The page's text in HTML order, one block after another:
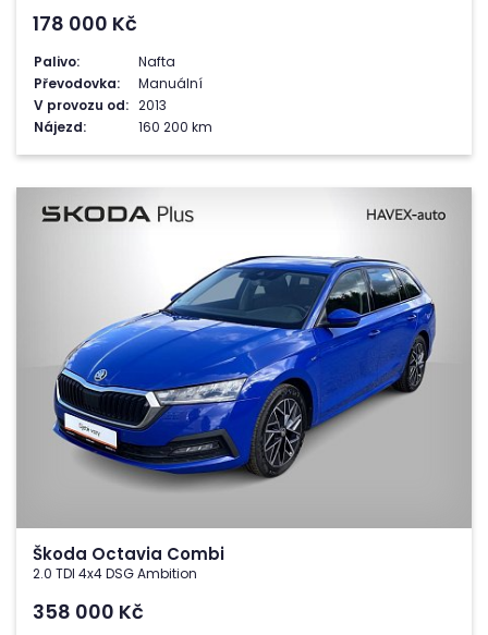
178 000 Kč
Palivo:
Nafta
Převodovka:
Manuální
V provozu od: 2013
Nájezd:
160 200 km
Škoda Octavia Combi
2.0 TDI 4x4 DSG Ambition
358 000 Kč